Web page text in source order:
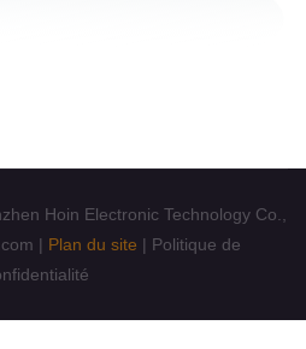
Hoin Electronic Technology Co.,
| Plan du site | Politique de